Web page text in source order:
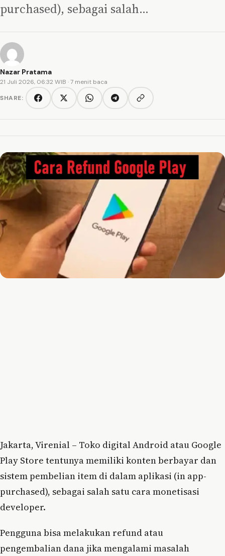
purchased), sebagai salah…
Nazar Pratama
21 Juli 2026, 06:32 WIB · 7 menit baca
SHARE:
FacebookTwitter/XWhatsAppTelegramCopy link
Jakarta, Virenial – Toko digital Android atau Google
Play Store tentunya memiliki konten berbayar dan
sistem pembelian item di dalam aplikasi (in app-
purchased), sebagai salah satu cara monetisasi
developer.
Pengguna bisa melakukan refund atau
pengembalian dana jika mengalami masalah